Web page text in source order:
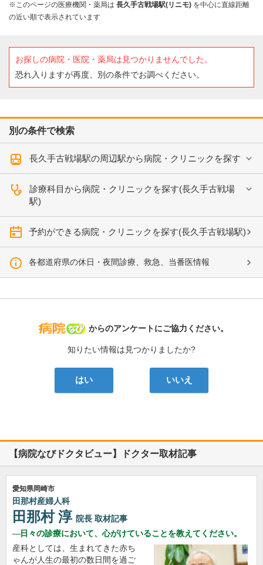
※このページの医療機関・薬局は 長久手古戦場駅(リニモ) を中心に直線距離
の近い順で表示されています
お探しの病院・医院・薬局は見つかりませんでした。
恐れ入りますが再度、別の条件でお調べください。
別の条件で検索
長久手古戦場駅の周辺駅から病院・クリニックを探す
診療科目から病院・クリニックを探す(長久手古戦場
駅)
予約ができる病院・クリニックを探す(長久手古戦場駅)
各都道府県の休日・夜間診療、救急、当番医情報
病院なび
からのアンケートにご協力ください。
知りたい情報は見つかりましたか?
はい いいえ
【病院なびドクタビュー】ドクター取材記事
愛知県岡崎市
田那村産婦人科
田那村 淳 院長 取材記事
日々の診療において、心がけていることを教えてください。
産科としては、生まれてきた赤ち
ゃんが人生の最初の数日間を過ご